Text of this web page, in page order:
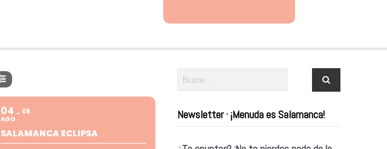
04
AGO
08
SALAMANCA ECLIPSA
Newsletter · ¡Menuda es Salamanca!